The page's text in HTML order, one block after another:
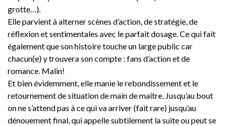
grotte…).
Elle parvient à alterner scènes d’action, de stratégie, de
réflexion et sentimentales avec le parfait dosage. Ce qui fait
également que son histoire touche un large public car
chacun(e) y trouvera son compte : fans d’action et de
romance. Malin!
Et bien évidemment, elle manie le rebondissement et le
retournement de situation de main de maître. Jusqu’au bout
on ne s’attend pas à ce qui va arriver (fait rare) jusqu’au
dénouement final, qui appelle subtilement la suite ou peut se